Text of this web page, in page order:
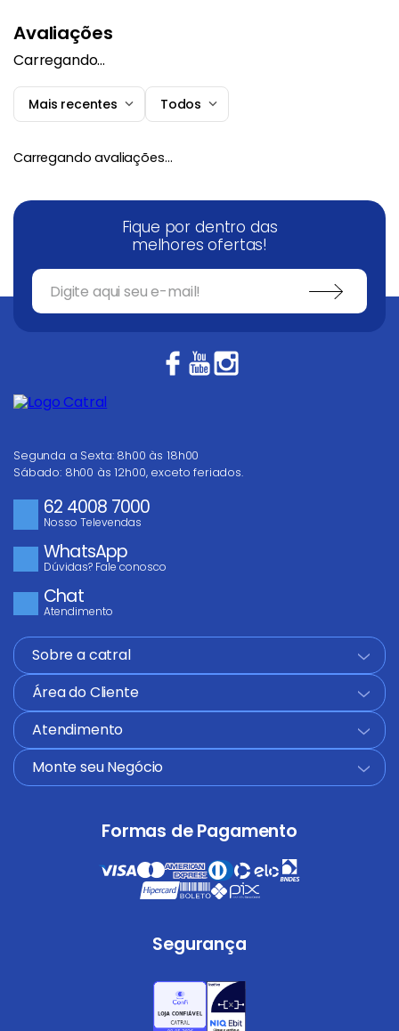
Avaliações
Carregando…
Mais recentes Todos
Carregando avaliações…
Fique por dentro das
melhores ofertas!
Segunda a Sexta: 8h00 às 18h00
Sábado: 8h00 às 12h00, exceto feriados.
62 4008 7000
Nosso Televendas
WhatsApp
Dúvidas? Fale conosco
Chat
Atendimento
Sobre a catral
+
Área do Cliente
+
Atendimento
+
Monte seu Negócio
+
Formas de Pagamento
Segurança